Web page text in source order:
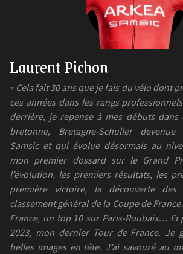
Laurent Pichon
« Cela fait 30 ans que je fais du vélo dont
ces années dans les rangs
derrière, je repense à mes débuts dans
bretonne, Bretagne-Schuller devenue
Samsic et qui évolue désormais au
mon premier dossard sur le Grand
l’évolution, les premiers résultats, les
première victoire, la découverte des
classement général de la Coupe de
France, un top 10 sur Paris-Roubaix… Et
2023, mon dernier Tour de France. Je
belles images en tête. J’ai savouré au